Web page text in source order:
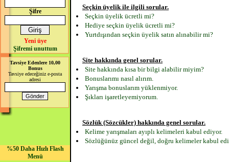
Şifre
Yeni üye
Şifremi unuttum
Tavsiye Edenlere 10,00
Bonus
Tavsiye edeceğiniz e-posta
adresi
%50 Daha Hızlı Flash
Menü
Seçkin üyelik ile ilgili sorular.
Seçkin üyelik ücretli mi?
Hediye seçkin üyelik ücretli mi?
Yurtdışından seçkin üyelik satın alınabilir mi?
Site hakkında genel sorular.
Site hakkında kısa bir bilgi alabilir miyim?
Bonuslarımı nasıl alırım.
Yarışma bonuslarım yüklenmiyor.
Şıkları işaretleyemiyorum.
Sözlük (Sözcükler) hakkında genel sorular.
Kelime yarışmaları ayıplı kelimeleri kabul ediyor.
Sözlüğünüz güncel değil, doğru kelimeler kabul